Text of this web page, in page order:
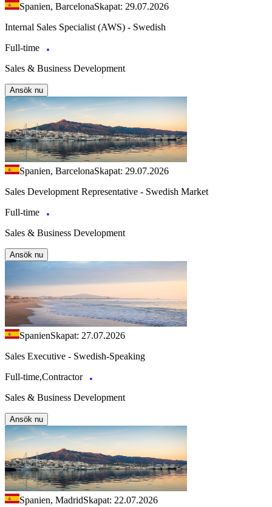
Spanien, BarcelonaSkapat: 29.07.2026
Internal Sales Specialist (AWS) - Swedish
Full-time
Sales & Business Development
Ansök nu
Spanien, BarcelonaSkapat: 29.07.2026
Sales Development Representative - Swedish Market
Full-time
Sales & Business Development
Ansök nu
SpanienSkapat: 27.07.2026
Sales Executive - Swedish-Speaking
Full-time,Contractor
Sales & Business Development
Ansök nu
Spanien, MadridSkapat: 22.07.2026